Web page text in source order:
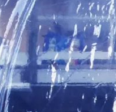
Culture de Seine-Saint-
par la DRAC